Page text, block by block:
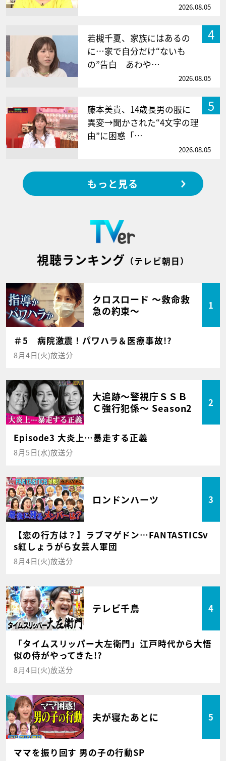
2026.08.05
4
若槻千夏、家族にはあるの
に…家で自分だけ“ないも
の”告白 あわや…
2026.08.05
5
藤本美貴、14歳長男の服に
異変→聞かされた“4文字の理
由”に困惑「…
2026.08.05
もっと見る
視聴ランキング （テレビ朝日）
クロスロード ～救命救
急の約束～
1
＃5 病院激震！パワハラ＆医療事故!?
8月4日(火)放送分
大追跡～警視庁ＳＳＢ
Ｃ強行犯係～ Season2
2
Episode3 大炎上…暴走する正義
8月5日(水)放送分
ロンドンハーツ 3
【恋の行方は？】ラブマゲドン…FANTASTICSv
s紅しょうがら女芸人軍団
8月4日(火)放送分
テレビ千鳥 4
「タイムスリッパー大左衛門」江戸時代から大悟
似の侍がやってきた!?
8月4日(火)放送分
夫が寝たあとに 5
ママを振り回す 男の子の行動SP